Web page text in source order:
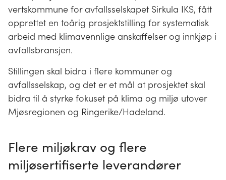
vertskommune for avfallsselskapet Sirkula IKS, fått
opprettet en toårig prosjektstilling for systematisk
arbeid med klimavennlige anskaffelser og innkjøp i
avfallsbransjen.
Stillingen skal bidra i flere kommuner og
avfallsselskap, og det er et mål at prosjektet skal
bidra til å styrke fokuset på klima og miljø utover
Mjøsregionen og Ringerike/Hadeland.
Flere miljøkrav og flere
miljøsertifiserte leverandører